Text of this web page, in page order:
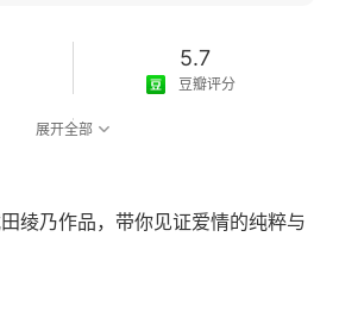
5.7
豆瓣评分
展开全部
绫乃作品，带你见证爱情的纯粹与